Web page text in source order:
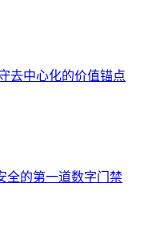
去中心化的价值锚点
全的第一道数字门禁